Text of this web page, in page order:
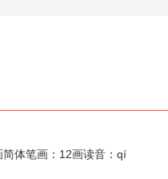
体笔画：12画读音：qí